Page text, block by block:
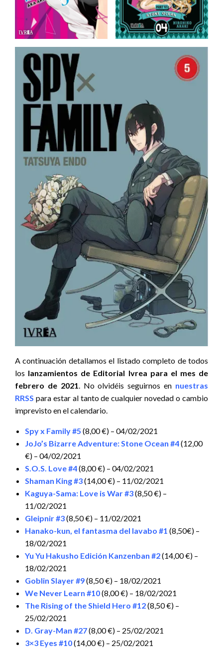
A continuación detallamos el listado completo de todos
los lanzamientos de Editorial Ivrea para el mes de
febrero de 2021
. No olvidéis seguirnos en nuestras
RRSS para estar al tanto de cualquier novedad o cambio
imprevisto en el calendario.
Spy x Family #5 (8,00 €) – 04/02/2021
JoJo’s Bizarre Adventure: Stone Ocean #4(12,00
€) – 04/02/2021
S.O.S. Love #4(8,00 €) – 04/02/2021
Shaman King #3(14,00 €) – 11/02/2021
Kaguya-Sama: Love is War #3(8,50 €) –
11/02/2021
Gleipnir #3(8,50 €) – 11/02/2021
Hanako-kun, el fantasma del lavabo #1 (8,50€) –
18/02/2021
Yu Yu Hakusho Edición Kanzenban #2(14,00 €) –
18/02/2021
Goblin Slayer #9(8,50 €) – 18/02/2021
We Never Learn #10(8,00 €) – 18/02/2021
The Rising of the Shield Hero #12(8,50 €) –
25/02/2021
D. Gray-Man #27(8,00 €) – 25/02/2021
3×3 Eyes #10(14,00 €) – 25/02/2021